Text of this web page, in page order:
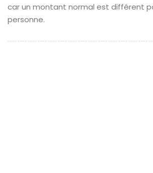
car un montant normal est différent
personne.